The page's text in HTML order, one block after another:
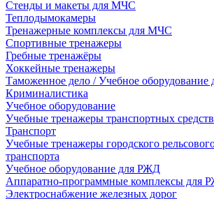
Стенды и макеты для МЧС
Теплодымокамеры
Тренажерные комплексы для МЧС
Спортивные тренажеры
Гребные тренажёры
Хоккейные тренажеры
Таможенное дело / Учебное
Криминалистика
Учебное оборудование
Учебные тренажеры транспортных
Транспорт
Учебные тренажеры городского
транспорта
Учебное оборудование для РЖД
Аппаратно-программные комплексы для
Электроснабжение железных дорог